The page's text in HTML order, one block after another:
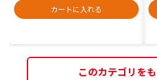
カートに入れる
このカテゴリを